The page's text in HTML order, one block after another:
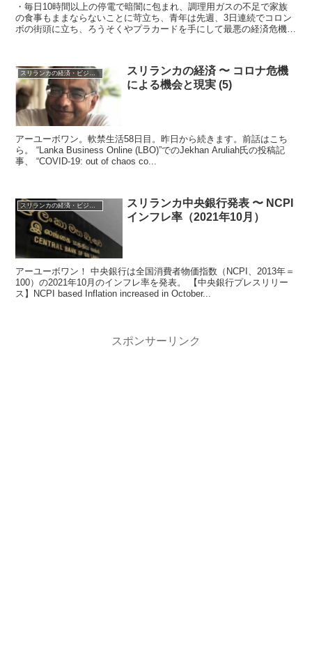
・毎日10時間以上の停電で暗闇に包まれ、調理用ガスの不足で家族
の食事もままならないことに苛立ち、青年は先週、3日連続でコロン
ボの街頭に立ち、ろうそくやプラカードを手にして最悪の経済危機に
スリランカの経済・ビジネス・投資
スリランカの経済 〜 コロナ危機
による機会と現実 (5)
アーユーボワン。軟禁生活58日目。昨日から続きます。前話はこち
ら。 “Lanka Business Online (LBO)”でのJekhan Aruliah氏の投稿記
事、 “COVID-19: out of chaos co...
スリランカの経済・ビジネス・投資
スリランカ中央銀行発表 〜 NCPI
インフレ率（2021年10月）
アーユーボワン！ 中央銀行は全国消費者物価指数（NCPI、2013年＝
100）の2021年10月のインフレ率を発表。 【中央銀行プレスリリー
ス】NCPI based Inflation increased in October...
スポンサーリンク